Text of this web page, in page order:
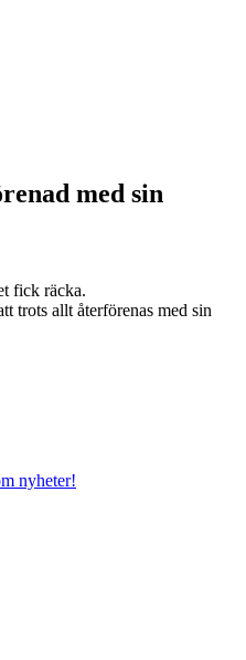
med sin
fick räcka.
trots allt återförenas med sin
nyheter!